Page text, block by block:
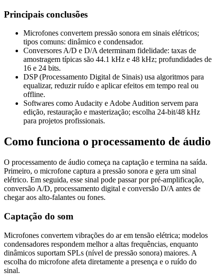
Principais conclusões
Microfones convertem pressão sonora em sinais elétricos;
tipos comuns: dinâmico e condensador.
Conversores A/D e D/A determinam fidelidade: taxas de
amostragem típicas são 44.1 kHz e 48 kHz; profundidades de
16 e 24 bits.
DSP (Processamento Digital de Sinais) usa algoritmos para
equalizar, reduzir ruído e aplicar efeitos em tempo real ou
offline.
Softwares como Audacity e Adobe Audition servem para
edição, restauração e masterização; escolha 24-bit/48 kHz
para projetos profissionais.
Como funciona o processamento de áudio
O processamento de áudio começa na captação e termina na saída.
Primeiro, o microfone captura a pressão sonora e gera um sinal
elétrico. Em seguida, esse sinal pode passar por pré-amplificação,
conversão A/D, processamento digital e conversão D/A antes de
chegar aos alto-falantes ou fones.
Captação do som
Microfones convertem vibrações do ar em tensão elétrica; modelos
condensadores respondem melhor a altas frequências, enquanto
dinâmicos suportam SPLs (nível de pressão sonora) maiores. A
escolha do microfone afeta diretamente a presença e o ruído do
sinal.